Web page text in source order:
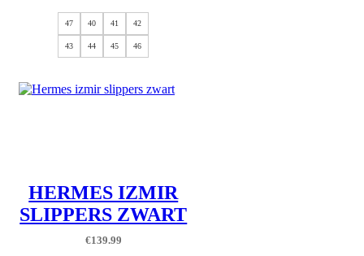
47 40 41 42
43 44 45 46
HERMES IZMIR
SLIPPERS ZWART
€139.99